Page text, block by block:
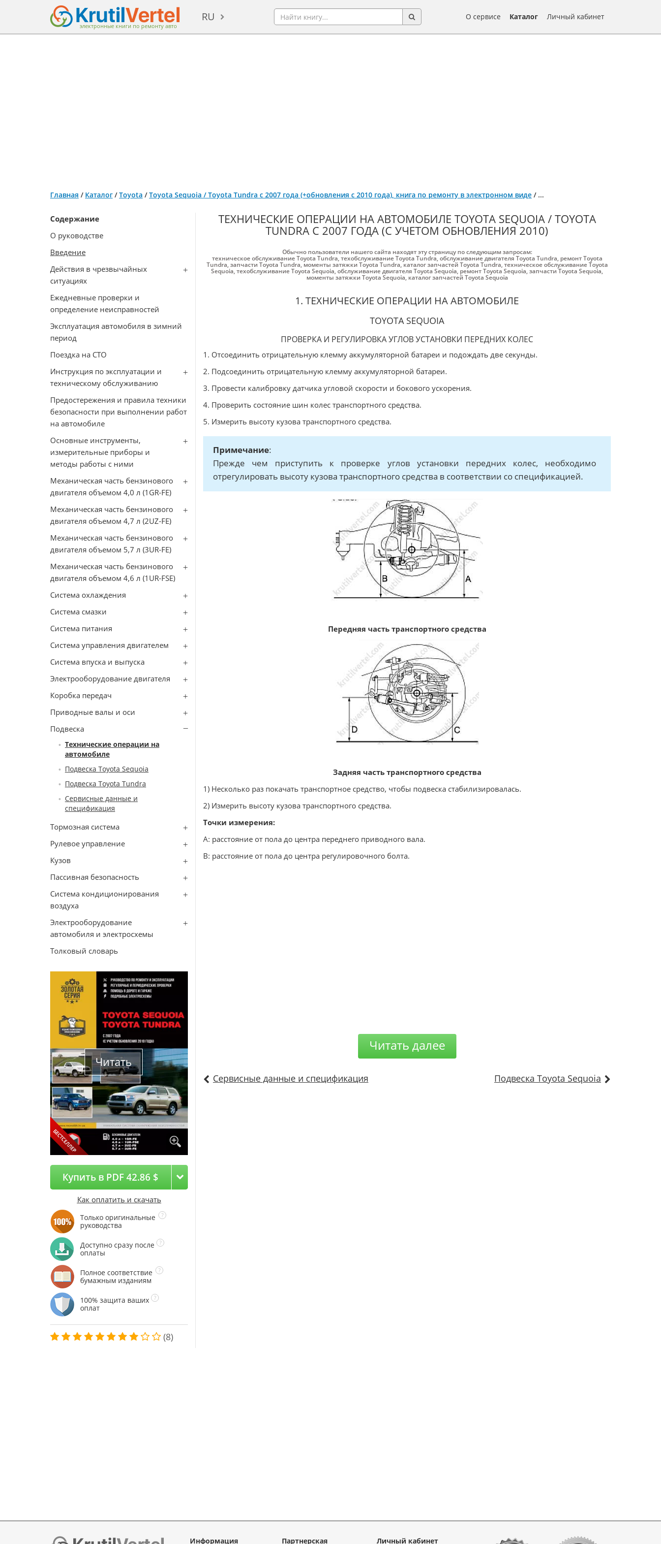
электронные книги по ремонту авто
RU О сервисе Каталог Личный кабинет
Главная / Каталог /Toyota /Toyota Sequoia / Toyota Tundra с 2007 года (+обновления с 2010 года), книга по ремонту в электронном виде / ...
Содержание
О руководстве
Введение
Действия в чрезвычайных
ситуациях
Ежедневные проверки и
определение неисправностей
Эксплуатация автомобиля в зимний
период
Поездка на СТО
Инструкция по эксплуатации и
техническому обслуживанию
Предостережения и правила техники
безопасности при выполнении работ
на автомобиле
Основные инструменты,
измерительные приборы и
методы работы с ними
Механическая часть бензинового
двигателя объемом 4,0 л (1GR-FE)
Механическая часть бензинового
двигателя объемом 4,7 л (2UZ-FE)
Механическая часть бензинового
двигателя объемом 5,7 л (3UR-FE)
Механическая часть бензинового
двигателя объемом 4,6 л (1UR-FSE)
Система охлаждения
Система смазки
Система питания
Система управления двигателем
Система впуска и выпуска
Электрооборудование двигателя
Коробка передач
Приводные валы и оси
Подвеска
Технические операции на
автомобиле
Подвеска Toyota Sequoia
Подвеска Toyota Tundra
Сервисные данные и
спецификация
Тормозная система
Рулевое управление
Кузов
Пассивная безопасность
Система кондиционирования
воздуха
Электрооборудование
автомобиля и электросхемы
Толковый словарь
Читать
Купить в PDF 42.86 $
Как оплатить и скачать
Только оригинальные
руководства
Доступно сразу после
оплаты
Полное соответствие
бумажным изданиям
100% защита ваших
оплат
(8)
ТЕХНИЧЕСКИЕ ОПЕРАЦИИ НА АВТОМОБИЛЕ TOYOTA SEQUOIA / TOYOTA
TUNDRA С 2007 ГОДА (С УЧЕТОМ ОБНОВЛЕНИЯ 2010)
Обычно пользователи нашего сайта находят эту страницу по следующим запросам:
техническое обслуживание Toyota Tundra,техобслуживание Toyota Tundra,обслуживание двигателя Toyota Tundra, ремонт Toyota
Tundra,запчасти Toyota Tundra,моменты затяжки Toyota Tundra,каталог запчастей Toyota Tundra,техническое обслуживание Toyota
Sequoia,техобслуживание Toyota Sequoia,обслуживание двигателя Toyota Sequoia, ремонт Toyota Sequoia,запчасти Toyota Sequoia,
моменты затяжки Toyota Sequoia, каталог запчастей Toyota Sequoia
1. ТЕХНИЧЕСКИЕ ОПЕРАЦИИ НА АВТОМОБИЛЕ
TOYOTA SEQUOIA
ПРОВЕРКА И РЕГУЛИРОВКА УГЛОВ УСТАНОВКИ ПЕРЕДНИХ КОЛЕС
1. Отсоединить отрицательную клемму аккумуляторной батареи и подождать две секунды.
2. Подсоединить отрицательную клемму аккумуляторной батареи.
3. Провести калибровку датчика угловой скорости и бокового ускорения.
4. Проверить состояние шин колес транспортного средства.
5. Измерить высоту кузова транспортного средства.
Примечание:
Прежде чем приступить к проверке углов установки передних колес, необходимо
отрегулировать высоту кузова транспортного средства в соответствии со спецификацией.
Передняя часть транспортного средства
Задняя часть транспортного средства
1) Несколько раз покачать транспортное средство, чтобы подвеска стабилизировалась.
2) Измерить высоту кузова транспортного средства.
Точки измерения:
А: расстояние от пола до центра переднего приводного вала.
В: расстояние от пола до центра регулировочного болта.
Читать далее
Сервисные данные и спецификация Подвеска Toyota Sequoia
Информация Партнерская Личный кабинет